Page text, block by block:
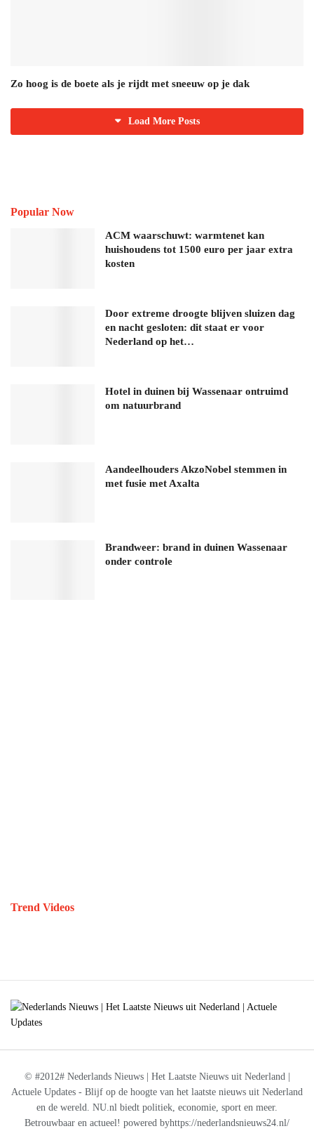
Zo hoog is de boete als je rijdt met sneeuw op je dak
Load More Posts
Popular Now
ACM waarschuwt: warmtenet kan
huishoudens tot 1500 euro per jaar extra
kosten
Door extreme droogte blijven sluizen dag
en nacht gesloten: dit staat er voor
Nederland op het…
Hotel in duinen bij Wassenaar ontruimd
om natuurbrand
Aandeelhouders AkzoNobel stemmen in
met fusie met Axalta
Brandweer: brand in duinen Wassenaar
onder controle
Trend Videos
© #2012# Nederlands Nieuws | Het Laatste Nieuws uit Nederland |
Actuele Updates - Blijf op de hoogte van het laatste nieuws uit Nederland
en de wereld. NU.nl biedt politiek, economie, sport en meer.
Betrouwbaar en actueel! powered byhttps://nederlandsnieuws24.nl/